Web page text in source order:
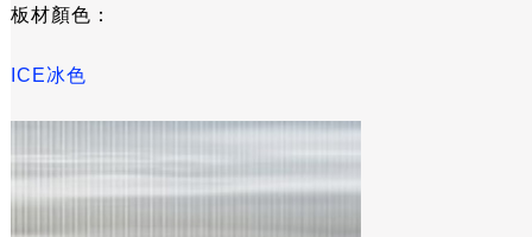
板材顏色：
ICE冰色